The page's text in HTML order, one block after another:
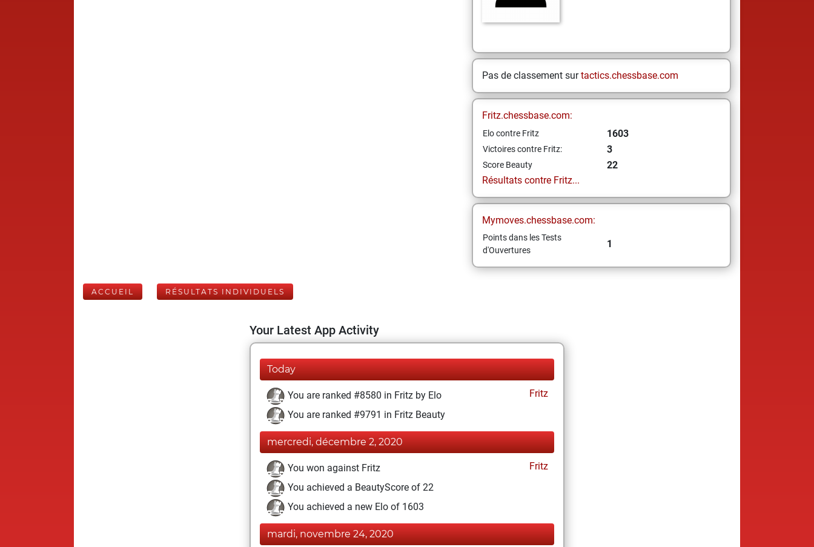
Pas de classement surtactics.chessbase.com
Fritz.chessbase.com:
Elo contre Fritz 1603
Victoires contre Fritz: 3
Score Beauty
22
Résultats contre Fritz...
Mymoves.chessbase.com:
Points dans les Tests
d'Ouvertures
1
ACCUEIL RÉSULTATS INDIVIDUELS
Your Latest App Activity
Today
You are ranked #8580 in Fritz by Elo
Fritz
You are ranked #9791 in Fritz Beauty
mercredi, décembre 2, 2020
You won against Fritz
Fritz
You achieved a BeautyScore of 22
You achieved a new Elo of 1603
mardi, novembre 24, 2020